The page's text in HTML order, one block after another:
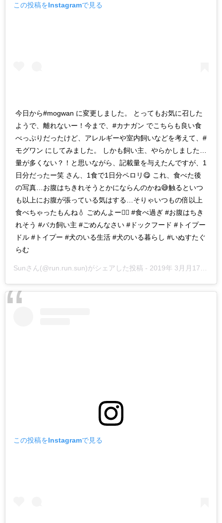
この投稿をInstagramで見る
今日から#mogwan に変更しました。 とってもお気に召した
ようで、離れないー！今まで、#カナガン でこちらも良い食
べっぷりだったけど、アレルギーや室内飼いなどを考えて、#
モグワン にしてみました。 しかも飼い主、やらかしました…
量が多くない？！と思いながら、記載量を与えたんですが、1
日分だったー笑 さん、1食で1日分ペロリ😋 これ、食べた後
の写真…お腹はちきれそうとかにならんのかね😅触るといつ
も以上にお腹が張っている気はする…そりゃいつもの倍以上
食べちゃったもんね💧 ごめんよー🙇‍♀️ #食べ過ぎ #お腹はちき
れそう #バカ飼い主 #ごめんなさい #ドックフード #トイプー
ドル #トイプー #犬のいる生活 #犬のいる暮らし #いぬすたぐ
らむ
Sunさん(@run.run.sun)がシェアした投稿 - 2019年 3月月17日午前2時08分PDT
この投稿をInstagramで見る